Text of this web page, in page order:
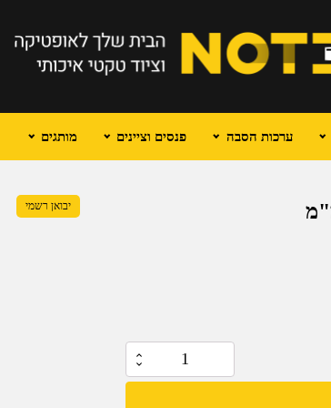
ערכות הסבה פנסים וציינים מותגים
של
יבואן רשמי